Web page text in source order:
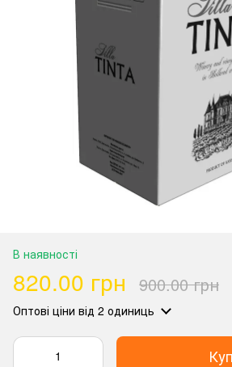
В наявності
820.00 грн 900.00 грн
Оптові ціни від 2 одиниць